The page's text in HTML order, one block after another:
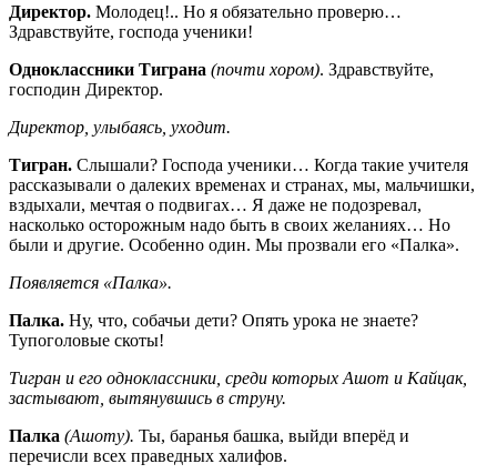
Директор. Молодец!.. Но я обязательно проверю…
Здравствуйте, господа ученики!
Одноклассники Тиграна (почти хором). Здравствуйте,
господин Директор.
Директор, улыбаясь, уходит.
Тигран. Слышали? Господа ученики… Когда такие учителя
рассказывали о далеких временах и странах, мы, мальчишки,
вздыхали, мечтая о подвигах… Я даже не подозревал,
насколько осторожным надо быть в своих желаниях… Но
были и другие. Особенно один. Мы прозвали его «Палка».
Появляется «Палка».
Палка. Ну, что, собачьи дети? Опять урока не знаете?
Тупоголовые скоты!
Тигран и его одноклассники, среди которых Ашот и Кайцак,
застывают, вытянувшись в струну.
Палка (Ашоту). Ты, баранья башка, выйди вперёд и
перечисли всех праведных халифов.